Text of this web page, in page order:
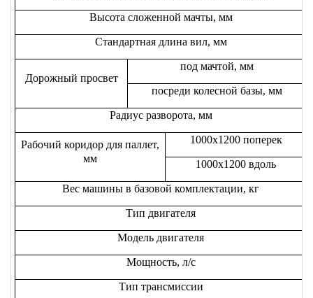
Высота сложенной мачты, мм
Стандартная длина вил, мм
Дорожный просвет
под мачтой, мм
посреди колесной базы, мм
Радиус разворота, мм
Рабочий коридор для паллет,
мм
1000x1200 поперек
1000x1200 вдоль
Вес машины в базовой комплектации, кг
Тип двигателя
Модель двигателя
Мощность, л/с
Тип трансмиссии